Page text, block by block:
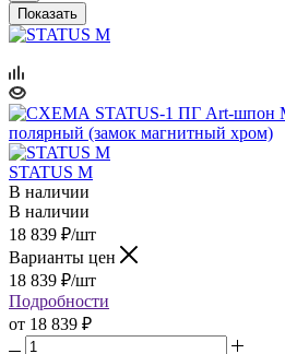
Показать
STATUS M
В наличии
В наличии
18 839 ₽/шт
Варианты цен
18 839 ₽/шт
Подробности
от 18 839 ₽